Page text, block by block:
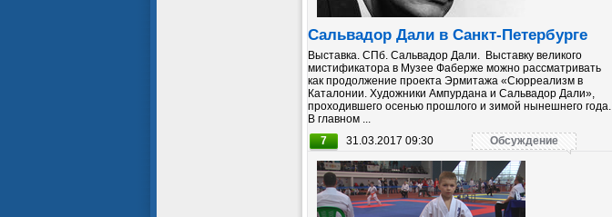
Сальвадор Дали в Санкт-Петербурге
Выставка. СПб. Сальвадор Дали. Выставку великого
мистификатора в Музее Фаберже можно рассматривать
как продолжение проекта Эрмитажа «Сюрреализм в
Каталонии. Художники Ампурдана и Сальвадор Дали»,
проходившего осенью прошлого и зимой нынешнего года.
В главном ...
7
31.03.2017 09:30 Обсуждение